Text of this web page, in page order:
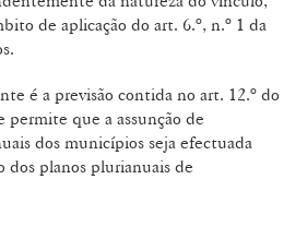
de aplicação do art. 6.º, n.º 1 da
é a previsão contida no art. 12.º do
que a assunção de
dos municípios seja efectuada
dos planos plurianuais de